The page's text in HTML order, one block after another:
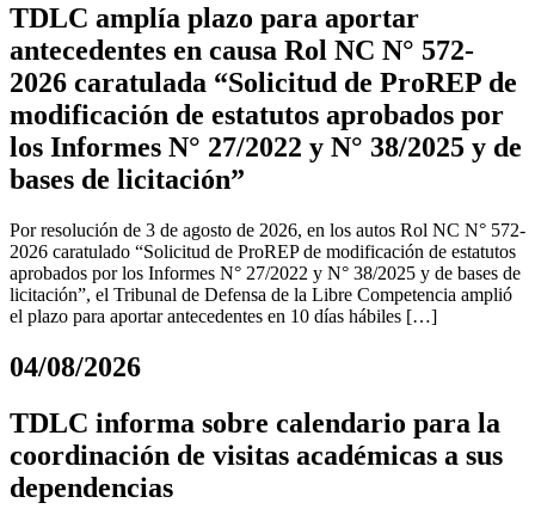
TDLC amplía plazo para aportar
antecedentes en causa Rol NC N° 572-
2026 caratulada “Solicitud de ProREP de
modificación de estatutos aprobados por
los Informes N° 27/2022 y N° 38/2025 y de
bases de licitación”
Por resolución de 3 de agosto de 2026, en los autos Rol NC N° 572-
2026 caratulado “Solicitud de ProREP de modificación de estatutos
aprobados por los Informes N° 27/2022 y N° 38/2025 y de bases de
licitación”, el Tribunal de Defensa de la Libre Competencia amplió
el plazo para aportar antecedentes en 10 días hábiles […]
04/08/2026
TDLC informa sobre calendario para la
coordinación de visitas académicas a sus
dependencias